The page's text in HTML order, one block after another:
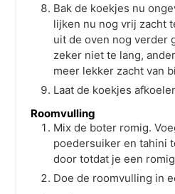
Bak de koekjes nu
lijken nu nog vrij zacht
uit de oven nog verder
zeker niet te lang,
meer lekker zacht van
Laat de koekjes
Roomvulling
Mix de boter romig.
poedersuiker en tahini
door totdat je een
Doe de roomvulling in